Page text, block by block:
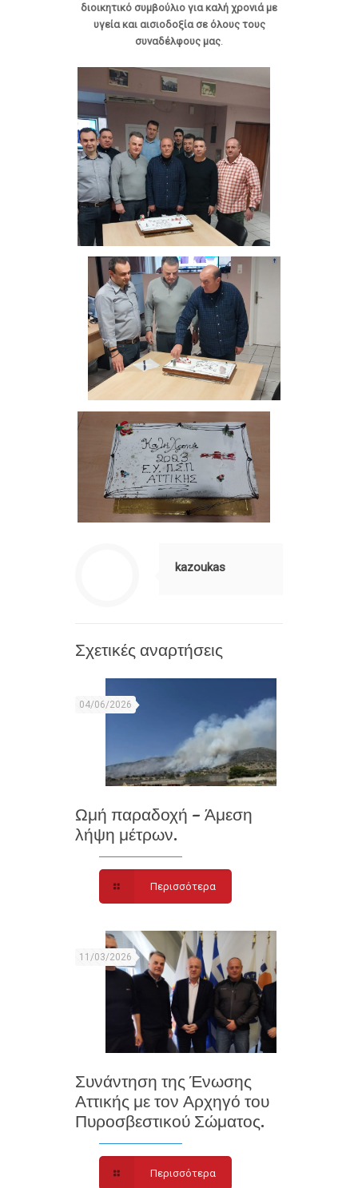
διοικητικό συμβούλιο για καλή χρονιά με
υγεία και αισιοδοξία σε όλους τους
συναδέλφους μας.
kazoukas
Σχετικές αναρτήσεις
04/06/2026
Ωμή παραδοχή – Άμεση
λήψη μέτρων.
Περισσότερα
11/03/2026
Συνάντηση της Ένωσης
Αττικής με τον Αρχηγό του
Πυροσβεστικού Σώματος.
Περισσότερα